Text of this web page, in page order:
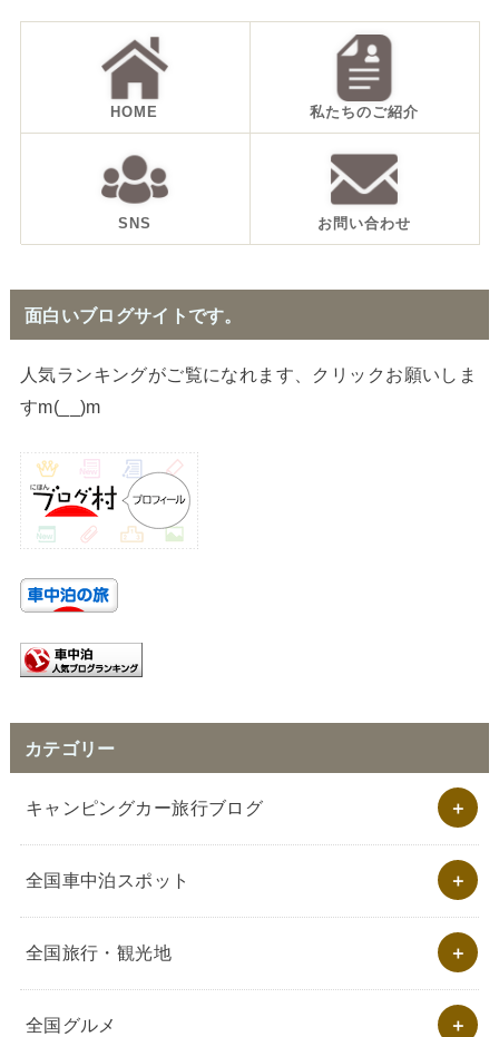
HOME 私たちのご紹介
SNS お問い合わせ
面白いブログサイトです。
人気ランキングがご覧になれます、クリックお願いしま
すm(__)m
カテゴリー
キャンピングカー旅行ブログ
全国車中泊スポット
全国旅行・観光地
全国グルメ